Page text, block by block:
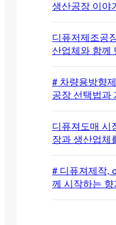
생산공장 이야기
디퓨저제조공
산업체와 함께
# 차량용방향
공장 선택법과
디퓨져도매 시
장과 생산업체
# 디퓨져제작,
께 시작하는